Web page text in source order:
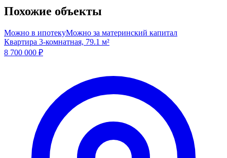
Похожие объекты
Можно в ипотекуМожно за материнский капитал
Квартира 3-комнатная, 79.1 м²
8 700 000 ₽